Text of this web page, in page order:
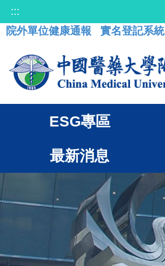
:::
院外單位健康通報
實名登記系統
ESG專區
最新消息